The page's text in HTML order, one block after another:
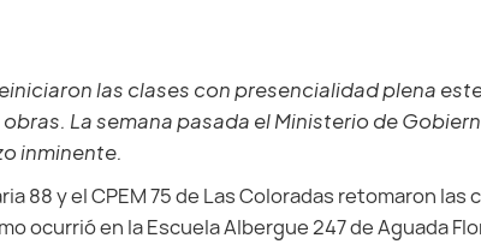
las clases con presencialidad plena
La semana pasada el Ministerio de
inminente.
88 y el CPEM 75 de Las Coloradas retomaron las
ocurrió en la Escuela Albergue 247 de Aguada